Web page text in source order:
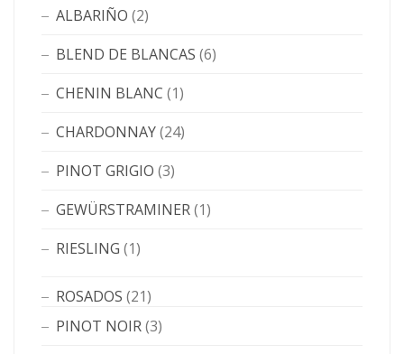
ALBARIÑO (2)
BLEND DE BLANCAS (6)
CHENIN BLANC (1)
CHARDONNAY(24)
PINOT GRIGIO (3)
GEWÜRSTRAMINER(1)
RIESLING (1)
ROSADOS (21)
PINOT NOIR(3)